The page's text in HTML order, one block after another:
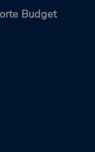
Budget